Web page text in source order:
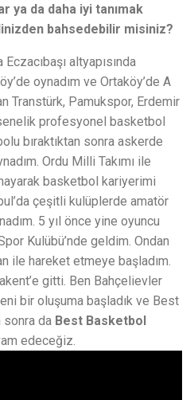
ya da daha iyi tanımak
bahsedebilir misiniz?
altyapısında
oynadım ve Ortaköy’de A
Transtürk, Pamukspor, Erdemir
profesyonel basketbol
bıraktıktan sonra askerde
Ordu Milli Takımı ile
basketbol kariyerimi
çeşitli kulüplerde amatör
5 yıl önce yine oyuncu
Kulübü’nde geldim. Ondan
ile hareket etmeye başladım.
gitti. Ben Bahçelievler
bir oluşuma başladık ve Best
sonra da Best Basketbol
edeceğiz.